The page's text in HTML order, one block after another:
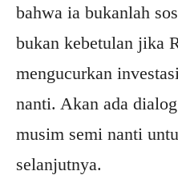
bahwa ia bukanlah
bukan kebetulan jika
mengucurkan
nanti. Akan ada
musim semi nanti
selanjutnya.